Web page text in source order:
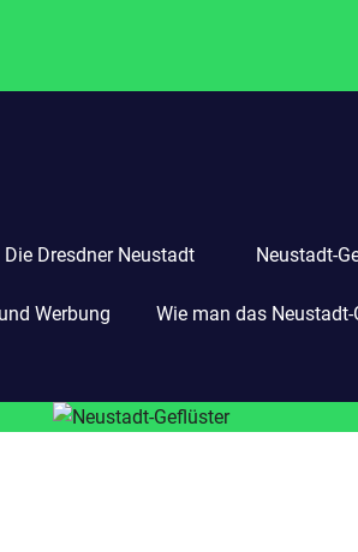
Die Dresdner Neustadt Neustadt-
Werbung Wie man das